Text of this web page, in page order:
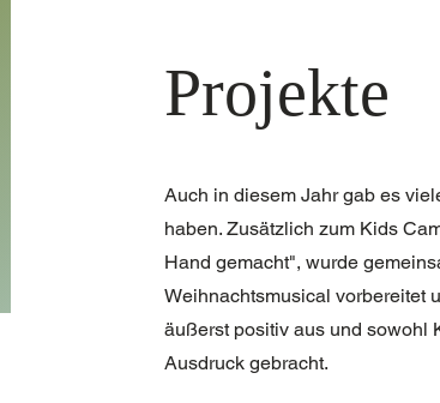
Projekte
Auch in diesem Jahr gab es
haben. Zusätzlich zum Kids
Hand gemacht", wurde
Weihnachtsmusical vorbereitet
äußerst positiv aus und sowohl
Ausdruck gebracht.